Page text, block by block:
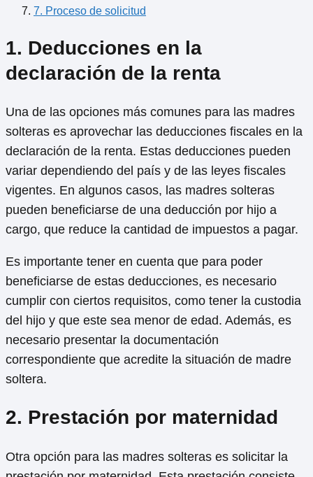
7. Proceso de solicitud
1. Deducciones en la
declaración de la renta
Una de las opciones más comunes para las madres
solteras es aprovechar las deducciones fiscales en la
declaración de la renta. Estas deducciones pueden
variar dependiendo del país y de las leyes fiscales
vigentes. En algunos casos, las madres solteras
pueden beneficiarse de una deducción por hijo a
cargo, que reduce la cantidad de impuestos a pagar.
Es importante tener en cuenta que para poder
beneficiarse de estas deducciones, es necesario
cumplir con ciertos requisitos, como tener la custodia
del hijo y que este sea menor de edad. Además, es
necesario presentar la documentación
correspondiente que acredite la situación de madre
soltera.
2. Prestación por maternidad
Otra opción para las madres solteras es solicitar la